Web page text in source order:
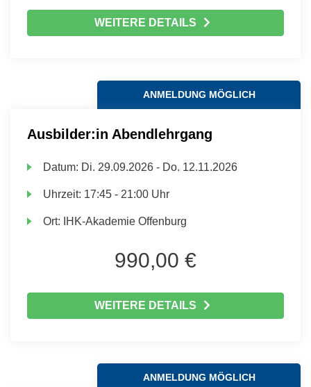
WEITERE DETAILS
ANMELDUNG MÖGLICH
Ausbilder:in Abendlehrgang
Datum: Di. 29.09.2026 - Do. 12.11.2026
Uhrzeit: 17:45 - 21:00 Uhr
Ort: IHK-Akademie Offenburg
990,00 €
WEITERE DETAILS
ANMELDUNG MÖGLICH